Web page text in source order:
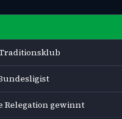
Relegation gewinnt